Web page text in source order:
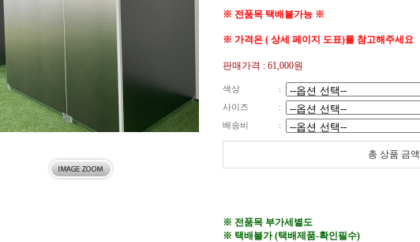
※ 전품목 택배불가능 ※
※ 가격은 ( 상세 페이지 도표)를 참고해주세요
판매가격 : 61,000원
색상
:
사이즈
:
배송비
:
총 상품 금액
※ 전품목 부가세별도
※ 택배불가 (택배제품-확인필수)